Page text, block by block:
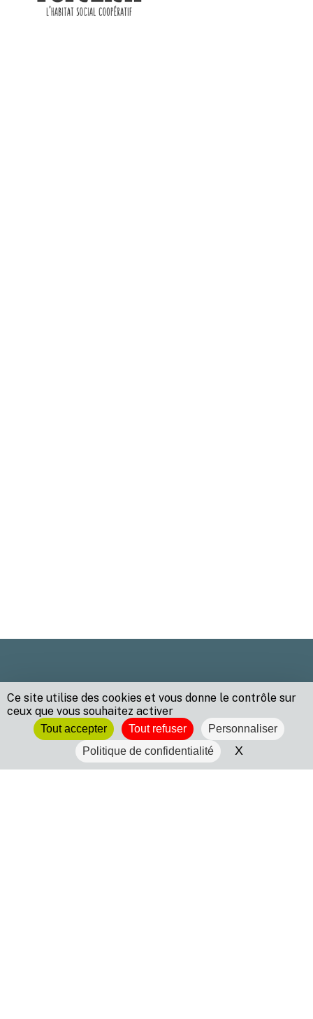
Ce site utilise des cookies et vous donne le contrôle sur
ceux que vous souhaitez activer
Tout accepter Tout refuser
Personnaliser
Politique de confidentialité
XMasquer le